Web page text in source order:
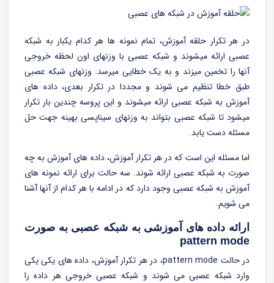
در هر تکرار حلقه آموزش، تمام نمونه ها هر کدام یکبار به شبکه
عصبی ارائه میشوند و شبکه عصبی با وزنهای اون لحظه خروجی
آنها را تخمین میزند و به یک خطایی میرسد. وزنهای شبکه عصبی
طبق خطا تنظیم می شوند و مجددا در تکرار بعدی، داده های
آموزش به شبکه عصبی ارائه میشوند و این پروسه چندین بار تکرار
میشود تا شبکه عصبی بتواند به وزنهای سیناپسی بهینه جهت حل
مسئله دست یابد.
اما مسئله این است که در هر تکرار آموزش، داده های آموزش به چه
صورت به شبکه عصبی ارائه شوند. سه حالت برای ارائه نمونه های
آموزش به شبکه عصبی وجود دارد که در ادامه با هر کدام از آنها آشنا
می شویم.
ارائه داده های آموزشی به شبکه عصبی به صورت
pattern mode
در حالت pattern mode، در هر تکرار آموزش، داده های یکی یکی
وارد شبکه عصبی می شوند و شبکه عصبی خروجی هر داده را